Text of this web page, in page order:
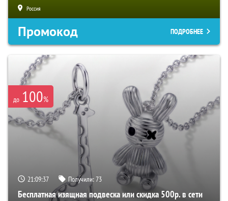
Россия
Промокод ПОДРОБНЕЕ
до 100%
21:09:36 Получили:73
Бесплатная изящная подвеска или скидка 500р. в сети